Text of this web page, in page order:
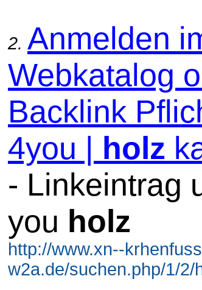
2. Anmelden
Webkatalog
Backlink
4you | holz
- Linkeintrag
you holz
http://www.xn--
w2a.de/suchen.php/1/